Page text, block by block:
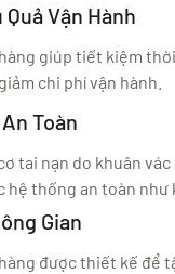
Vận Hành
giúp tiết kiệm
chi phí vận hành.
Toàn
tai nạn do khuân
hệ thống an toàn
Gian
được thiết kế để